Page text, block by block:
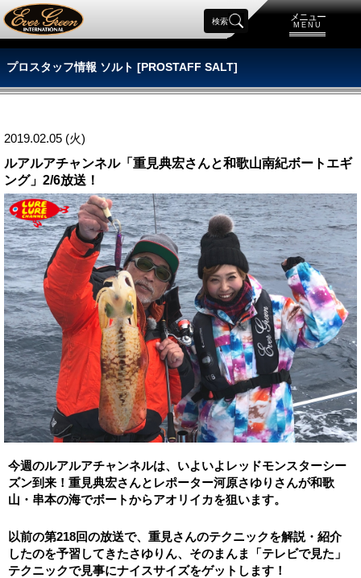
メニュー
MENU
検索
プロスタッフ情報 ソルト [PROSTAFF SALT]
2019.02.05 (火)
ルアルアチャンネル「重見典宏さんと和歌山南紀ボートエギ
ング」2/6放送！
今週のルアルアチャンネルは、いよいよレッドモンスターシー
ズン到来！重見典宏さんとレポーター河原さゆりさんが和歌
山・串本の海でボートからアオリイカを狙います。
以前の第218回の放送で、重見さんのテクニックを解説・ 紹介
したのを予習してきたさゆりん、そのまんま「テレビで見た」
テクニックで見事にナイスサイズをゲットします！